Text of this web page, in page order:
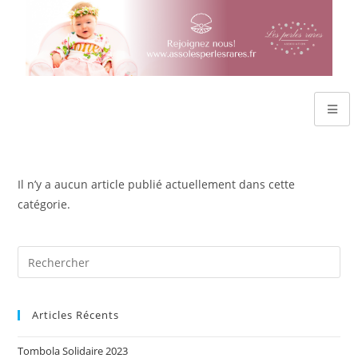
Il n’y a aucun article publié actuellement dans cette
catégorie.
Articles Récents
Tombola Solidaire 2023